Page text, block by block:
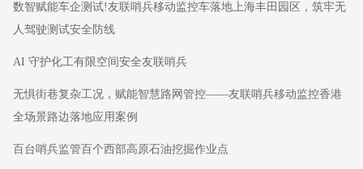
数智赋能车企测试!友联哨兵移动监控车落地上海丰田园区，筑牢无
人驾驶测试安全防线
AI 守护化工有限空间安全友联哨兵
无惧街巷复杂工况，赋能智慧路网管控——友联哨兵移动监控香港
全场景路边落地应用案例
百台哨兵监管百个西部高原石油挖掘作业点